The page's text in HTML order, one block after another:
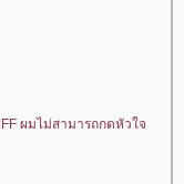
ผมไม่สามารถกดหัวใจ